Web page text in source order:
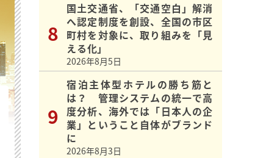
国土交通省、「交通空白」解消
へ認定制度を創設、全国の市区
町村を対象に、取り組みを「見
える化」
2026年8月5日
宿泊主体型ホテルの勝ち筋と
は？ 管理システムの統一で高
度分析、海外では「日本人の企
業」ということ自体がブランド
に
2026年8月3日